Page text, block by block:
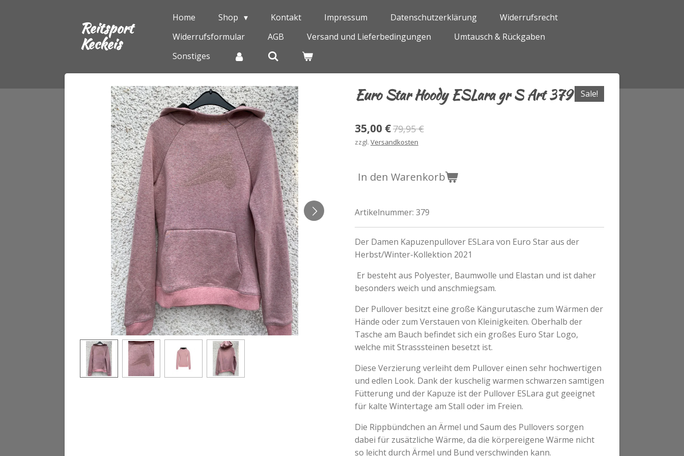
Reitsport
Keckeis
Home Shop Kontakt Impressum Datenschutzerklärung
Widerrufsrecht
Widerrufsformular
AGB Versand und Lieferbedingungen
Umtausch & Rückgaben
Sonstiges
Euro Star Hoody ESLara gr S Art 379 Sale!
35,00 €79,95 €
zzgl. Versandkosten
In den Warenkorb
Artikelnummer: 379
Der Damen Kapuzenpullover ESLara von Euro Star aus der
Herbst/Winter-Kollektion 2021
Er besteht aus Polyester, Baumwolle und Elastan und ist daher
besonders weich und anschmiegsam.
Der Pullover besitzt eine große Kängurutasche zum Wärmen der
Hände oder zum Verstauen von Kleinigkeiten. Oberhalb der
Tasche am Bauch befindet sich ein großes Euro Star Logo,
welche mit Strasssteinen besetzt ist.
Diese Verzierung verleiht dem Pullover einen sehr hochwertigen
und edlen Look. Dank der kuschelig warmen schwarzen samtigen
Fütterung und der Kapuze ist der Pullover ESLara gut geeignet
für kalte Wintertage am Stall oder im Freien.
Die Rippbündchen an Ärmel und Saum des Pullovers sorgen
dabei für zusätzliche Wärme, da die körpereigene Wärme nicht
so leicht durch Ärmel und Bund verschwinden kann.